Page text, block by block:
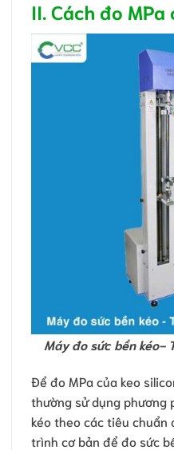
II. Cách đo
Máy đo sức bền kéo-
Để đo MPa của keo
thường sử dụng phương
kéo theo các tiêu chuẩn
trình cơ bản để đo sức